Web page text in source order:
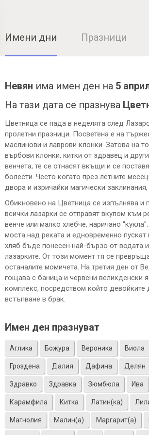
Имени дни Празници
Невян има имен ден на 5
На тази дата се празнува
Цветница се пада в неделята след
пролетни празници. Посветена е на
маслинови и лаврови клонки. Затова на
върбови клонки, китки от здравец и
венчета, те се отнасят вкъщи и се
болести. Често когато през летните
двора и изричайки магически
Обикновено на Цветница се изпълнява и
всички лазарки се отправят вкупом към
венче или малко хлебче, наричано
моста над реката и едновременно пускат
хляб бъде понесен най-бързо от водата
лазарките. От този момент тя се
останалите момичета. На третия ден от
гощава с баница и червени великденски
комплекс, посредством който девойките
встъпване в брак.
Имен ден празнуват
Аглика Божура Вероника Виола
Гроздена Далия Дафина Делян
Здравко Здравка Зюмбюла Ива
Карамфила Китка Латин(ка)
Магнолия Малин(а) Маргарит(а)